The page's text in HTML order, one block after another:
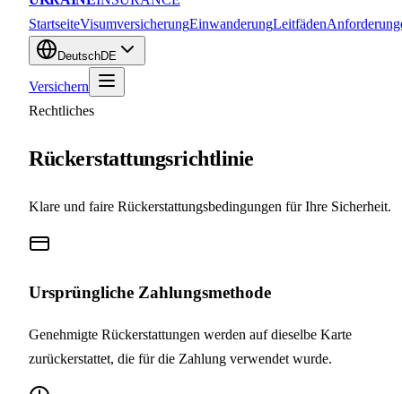
StartseiteVisumversicherungEinwanderungLeitfäden
DeutschDE
Versichern
Rechtliches
Rückerstattungsrichtlinie
Klare und faire Rückerstattungsbedingungen für Ihre Sicherheit.
Ursprüngliche Zahlungsmethode
Genehmigte Rückerstattungen werden auf dieselbe Karte
zurückerstattet, die für die Zahlung verwendet wurde.